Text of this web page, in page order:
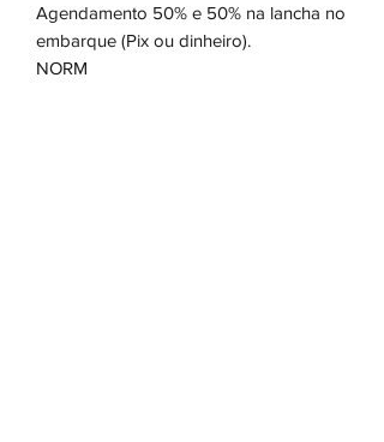
Agendamento 50% e 50% na lancha no
embarque (Pix ou dinheiro).
NORM